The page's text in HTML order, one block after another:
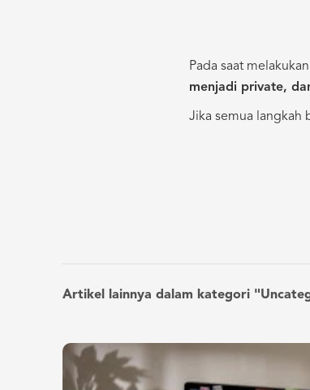
Pada saat
menjadi private,
Jika semua langkah
Artikel lainnya dalam kategori